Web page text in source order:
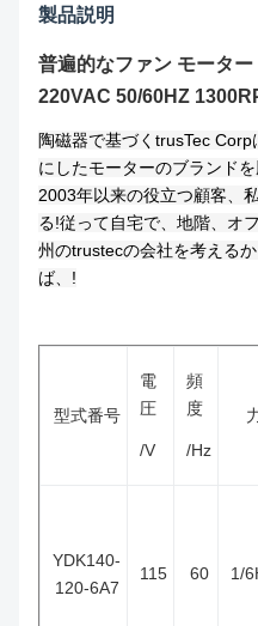
製品説明
普遍的なファン モータ
220VAC 50/60HZ
陶磁器で基づくtrusTec
にしたモーターのブランド
2003年以来の役立つ顧客、
る!従って自宅で、地階、オ
州のtrustecの会社を考える
ば、!
型式番号
電
圧
/V
頻
度
/Hz
YDK140-
120-6A7
115 60 1/